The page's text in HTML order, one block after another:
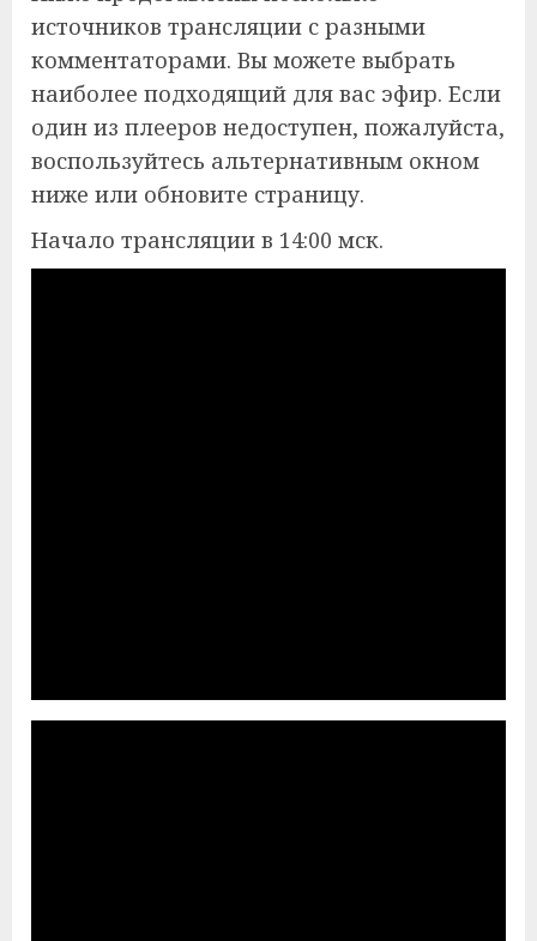
источников трансляции с разными
комментаторами. Вы можете выбрать
наиболее подходящий для вас эфир. Если
один из плееров недоступен, пожалуйста,
воспользуйтесь альтернативным окном
ниже или обновите страницу.
Начало трансляции в 14:00 мск.